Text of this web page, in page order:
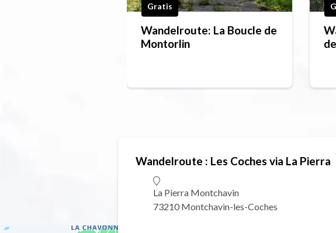
Gratis
Wandelroute: La Boucle de
Montorlin
Wandelroute : Les Coches via La Pierra
La Pierra Montchavin
73210 Montchavin-les-Coches